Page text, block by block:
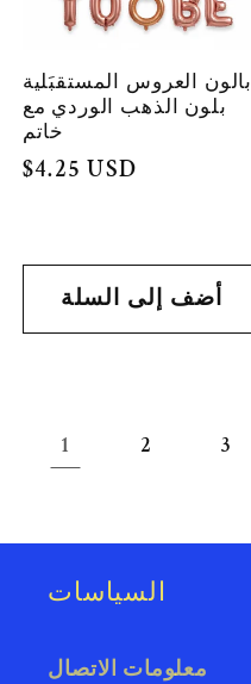
بالون العروس المستقبَلية
بلون الذهب الوردي مع
خاتم
السعر
$4.25 USD
أضف إلى السلة
1 2 3
السياسات
معلومات الاتصال